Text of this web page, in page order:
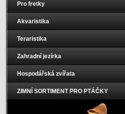
Pro fretky
Akvaristika
Teraristika
Zahradní jezírka
Hospodářská zvířata
ZIMNÍ SORTIMENT PRO PTÁČKY